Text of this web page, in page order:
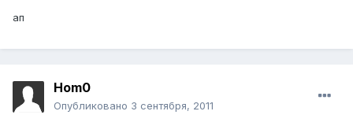
ап
Hom0
Опубликовано 3 сентября, 2011